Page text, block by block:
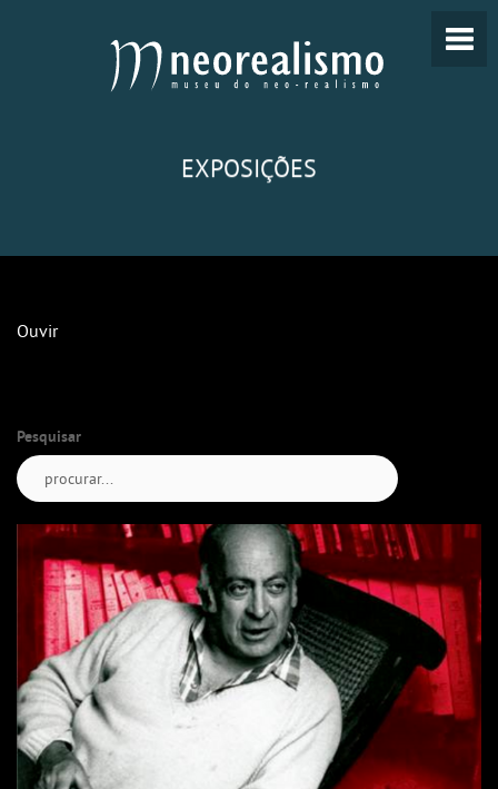
EXPOSIÇÕES
Ouvir
Pesquisar